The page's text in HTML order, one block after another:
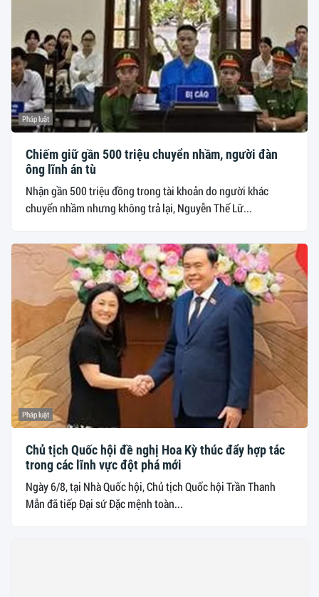
Pháp luật
Chiếm giữ gần 500 triệu chuyển nhầm, người đàn
ông lĩnh án tù
Nhận gần 500 triệu đồng trong tài khoản do người khác
chuyển nhầm nhưng không trả lại, Nguyễn Thế Lữ...
Pháp luật
Chủ tịch Quốc hội đề nghị Hoa Kỳ thúc đẩy hợp tác
trong các lĩnh vực đột phá mới
Ngày 6/8, tại Nhà Quốc hội, Chủ tịch Quốc hội Trần Thanh
Mẫn đã tiếp Đại sứ Đặc mệnh toàn...